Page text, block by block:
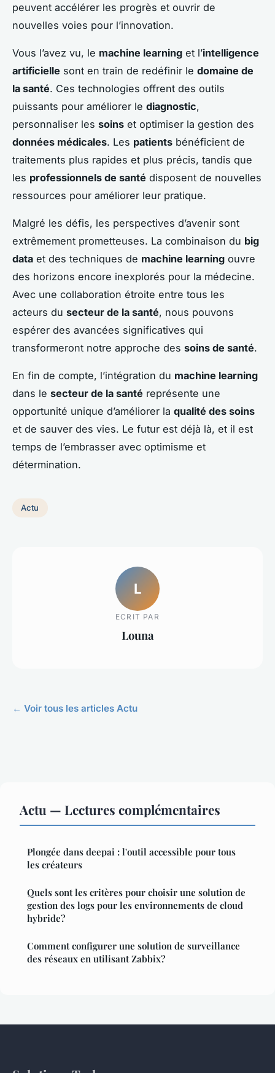
peuvent accélérer les progrès et ouvrir de
nouvelles voies pour l’innovation.
Vous l’avez vu, le machine learning et l’intelligence
artificielle sont en train de redéfinir le domaine de
la santé. Ces technologies offrent des outils
puissants pour améliorer le diagnostic,
personnaliser les soins et optimiser la gestion des
données médicales. Les patients bénéficient de
traitements plus rapides et plus précis, tandis que
les professionnels de santé disposent de nouvelles
ressources pour améliorer leur pratique.
Malgré les défis, les perspectives d’avenir sont
extrêmement prometteuses. La combinaison du big
data et des techniques de machine learning ouvre
des horizons encore inexplorés pour la médecine.
Avec une collaboration étroite entre tous les
acteurs du secteur de la santé, nous pouvons
espérer des avancées significatives qui
transformeront notre approche des soins de santé.
En fin de compte, l’intégration du machine learning
dans le secteur de la santé représente une
opportunité unique d’améliorer la qualité des soins
et de sauver des vies. Le futur est déjà là, et il est
temps de l’embrasser avec optimisme et
détermination.
Actu
L
ECRIT PAR
Louna
← Voir tous les articles Actu
Actu — Lectures complémentaires
Plongée dans deepai : l'outil accessible pour tous
les créateurs
Quels sont les critères pour choisir une solution de
gestion des logs pour les environnements de cloud
hybride?
Comment configurer une solution de surveillance
des réseaux en utilisant Zabbix?